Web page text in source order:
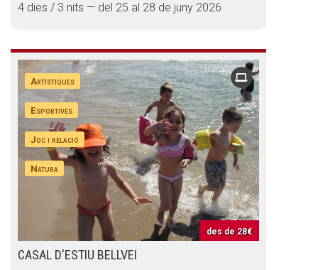
4 dies / 3 nits — del 25 al 28 de juny 2026
Artístiques
Esportives
Joc i relació
Natura
des de 28€
CASAL D'ESTIU BELLVEI